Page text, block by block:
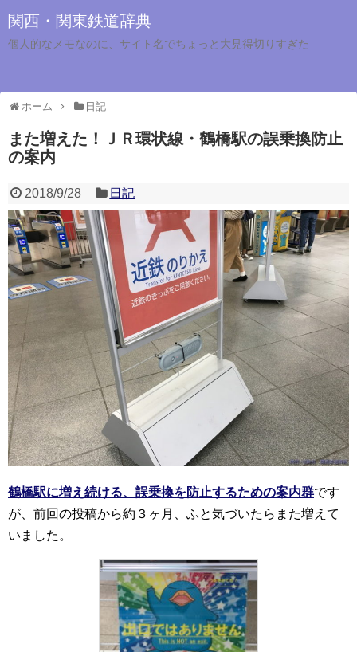
関西・関東鉄道辞典
個人的なメモなのに、サイト名でちょっと大見得切りすぎた
ホーム 日記
また増えた！ＪＲ環状線・鶴橋駅の誤乗換防止
の案内
2018/9/28 日記
鶴橋駅に増え続ける、誤乗換を防止するための案内群です
が、前回の投稿から約３ヶ月、ふと気づいたらまた増えて
いました。